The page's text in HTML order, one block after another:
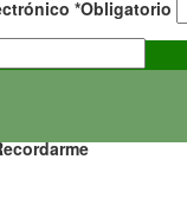
*Obligatorio